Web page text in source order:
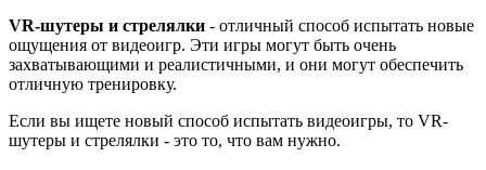
VR-шутеры и стрелялки - отличный способ испытать новые
ощущения от видеоигр. Эти игры могут быть очень
захватывающими и реалистичными, и они могут обеспечить
отличную тренировку.
Если вы ищете новый способ испытать видеоигры, то VR-
шутеры и стрелялки - это то, что вам нужно.